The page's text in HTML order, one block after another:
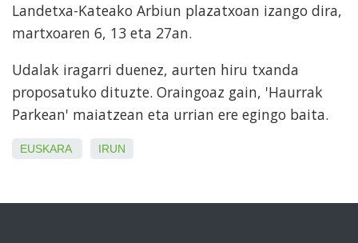
Landetxa-Kateako Arbiun plazatxoan izango dira,
martxoaren 6, 13 eta 27an.
Udalak iragarri duenez, aurten hiru txanda
proposatuko dituzte. Oraingoaz gain, 'Haurrak
Parkean' maiatzean eta urrian ere egingo baita.
EUSKARA IRUN